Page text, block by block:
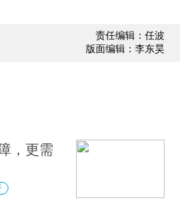
责任编辑：任波
版面编辑：李东昊
，更需